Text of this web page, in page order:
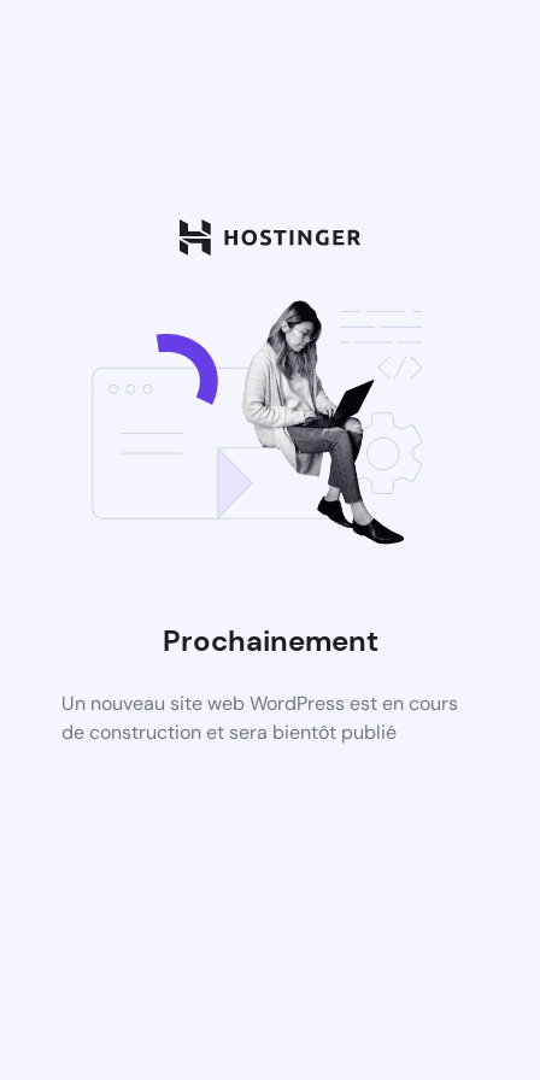
Prochainement
Un nouveau site web WordPress est en cours
de construction et sera bientôt publié